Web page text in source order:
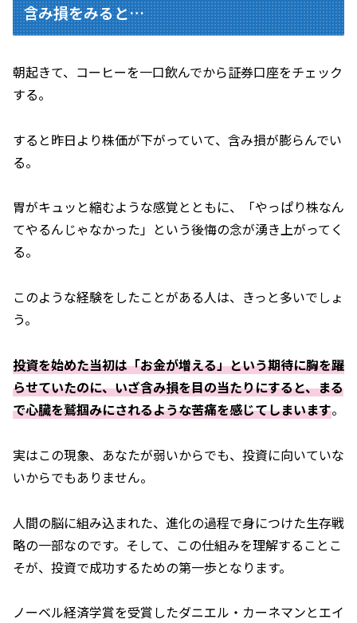
含み損をみると…
朝起きて、コーヒーを一口飲んでから証券口座をチェック
する。
すると昨日より株価が下がっていて、含み損が膨らんでい
る。
胃がキュッと縮むような感覚とともに、「やっぱり株なん
てやるんじゃなかった」という後悔の念が湧き上がってく
る。
このような経験をしたことがある人は、きっと多いでしょ
う。
投資を始めた当初は「お金が増える」という期待に胸を躍
らせていたのに、いざ含み損を目の当たりにすると、まる
で心臓を鷲掴みにされるような苦痛を感じてしまいます。
実はこの現象、あなたが弱いからでも、投資に向いていな
いからでもありません。
人間の脳に組み込まれた、進化の過程で身につけた生存戦
略の一部なのです。そして、この仕組みを理解することこ
そが、投資で成功するための第一歩となります。
ノーベル経済学賞を受賞したダニエル・カーネマンとエイ